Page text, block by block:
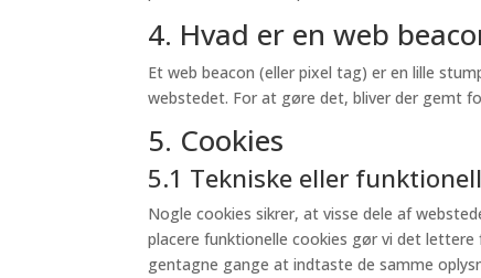
4. Hvad er en web
Et web beacon (eller pixel tag) er en lille
webstedet. For at gøre det, bliver der gemt
5. Cookies
5.1 Tekniske eller
Nogle cookies sikrer, at visse dele af
placere funktionelle cookies gør vi det
gentagne gange at indtaste de samme